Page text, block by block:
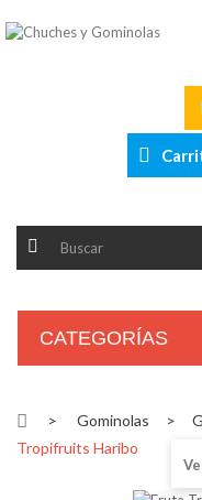
CATEGORÍAS
> Gominolas >
Tropifruits Haribo